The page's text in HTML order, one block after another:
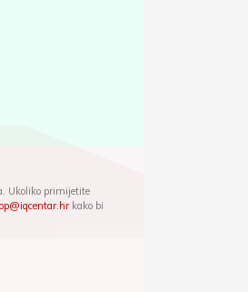
Ukoliko primijetite
kako bi